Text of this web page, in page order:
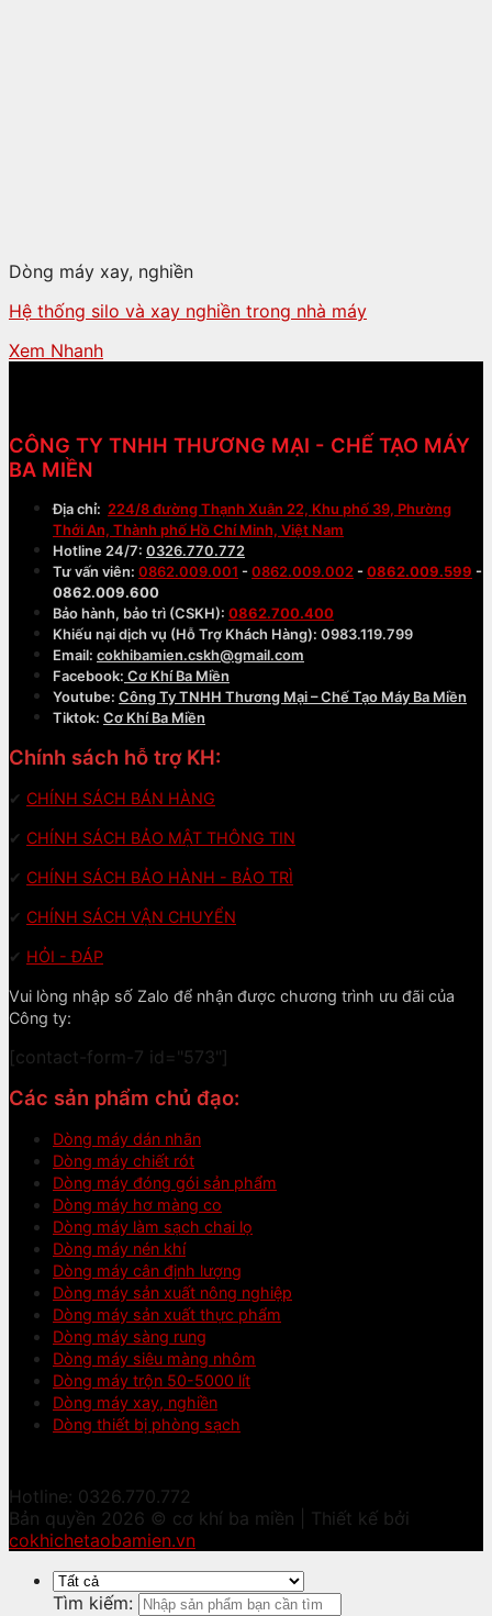
Dòng máy xay, nghiền
Hệ thống silo và xay nghiền trong nhà máy
Xem Nhanh
CÔNG TY TNHH THƯƠNG MẠI - CHẾ TẠO MÁY
BA MIỀN
Địa chỉ: 224/8 đường Thạnh Xuân 22, Khu phố 39, Phường
Thới An, Thành phố Hồ Chí Minh, Việt Nam
Hotline 24/7: 0326.770.772
Tư vấn viên: 0862.009.001 - 0862.009.002-0862.009.599 -
0862.009.600
Bảo hành, bảo trì (CSKH): 0862.700.400
Khiếu nại dịch vụ (Hỗ Trợ Khách Hàng): 0983.119.799
Email: cokhibamien.cskh@gmail.com
Facebook: Cơ Khí Ba Miền
Youtube: Công Ty TNHH Thương Mại – Chế Tạo Máy Ba Miền
Tiktok: Cơ Khí Ba Miền
Chính sách hỗ trợ KH:
✔ CHÍNH SÁCH BÁN HÀNG
✔ CHÍNH SÁCH BẢO MẬT THÔNG TIN
✔ CHÍNH SÁCH BẢO HÀNH - BẢO TRÌ
✔ CHÍNH SÁCH VẬN CHUYỂN
✔ HỎI - ĐÁP
Vui lòng nhập số Zalo để nhận được chương trình ưu đãi của
Công ty:
[contact-form-7 id="573"]
Các sản phẩm chủ đạo:
Dòng máy dán nhãn
Dòng máy chiết rót
Dòng máy đóng gói sản phẩm
Dòng máy hơ màng co
Dòng máy làm sạch chai lọ
Dòng máy nén khí
Dòng máy cân định lượng
Dòng máy sản xuất nông nghiệp
Dòng máy sản xuất thực phẩm
Dòng máy sàng rung
Dòng máy siêu màng nhôm
Dòng máy trộn 50-5000 lít
Dòng máy xay, nghiền
Dòng thiết bị phòng sạch
Hotline: 0326.770.772
Bản quyền 2026 © cơ khí ba miền | Thiết kế bởi
cokhichetaobamien.vn
Tìm kiếm: